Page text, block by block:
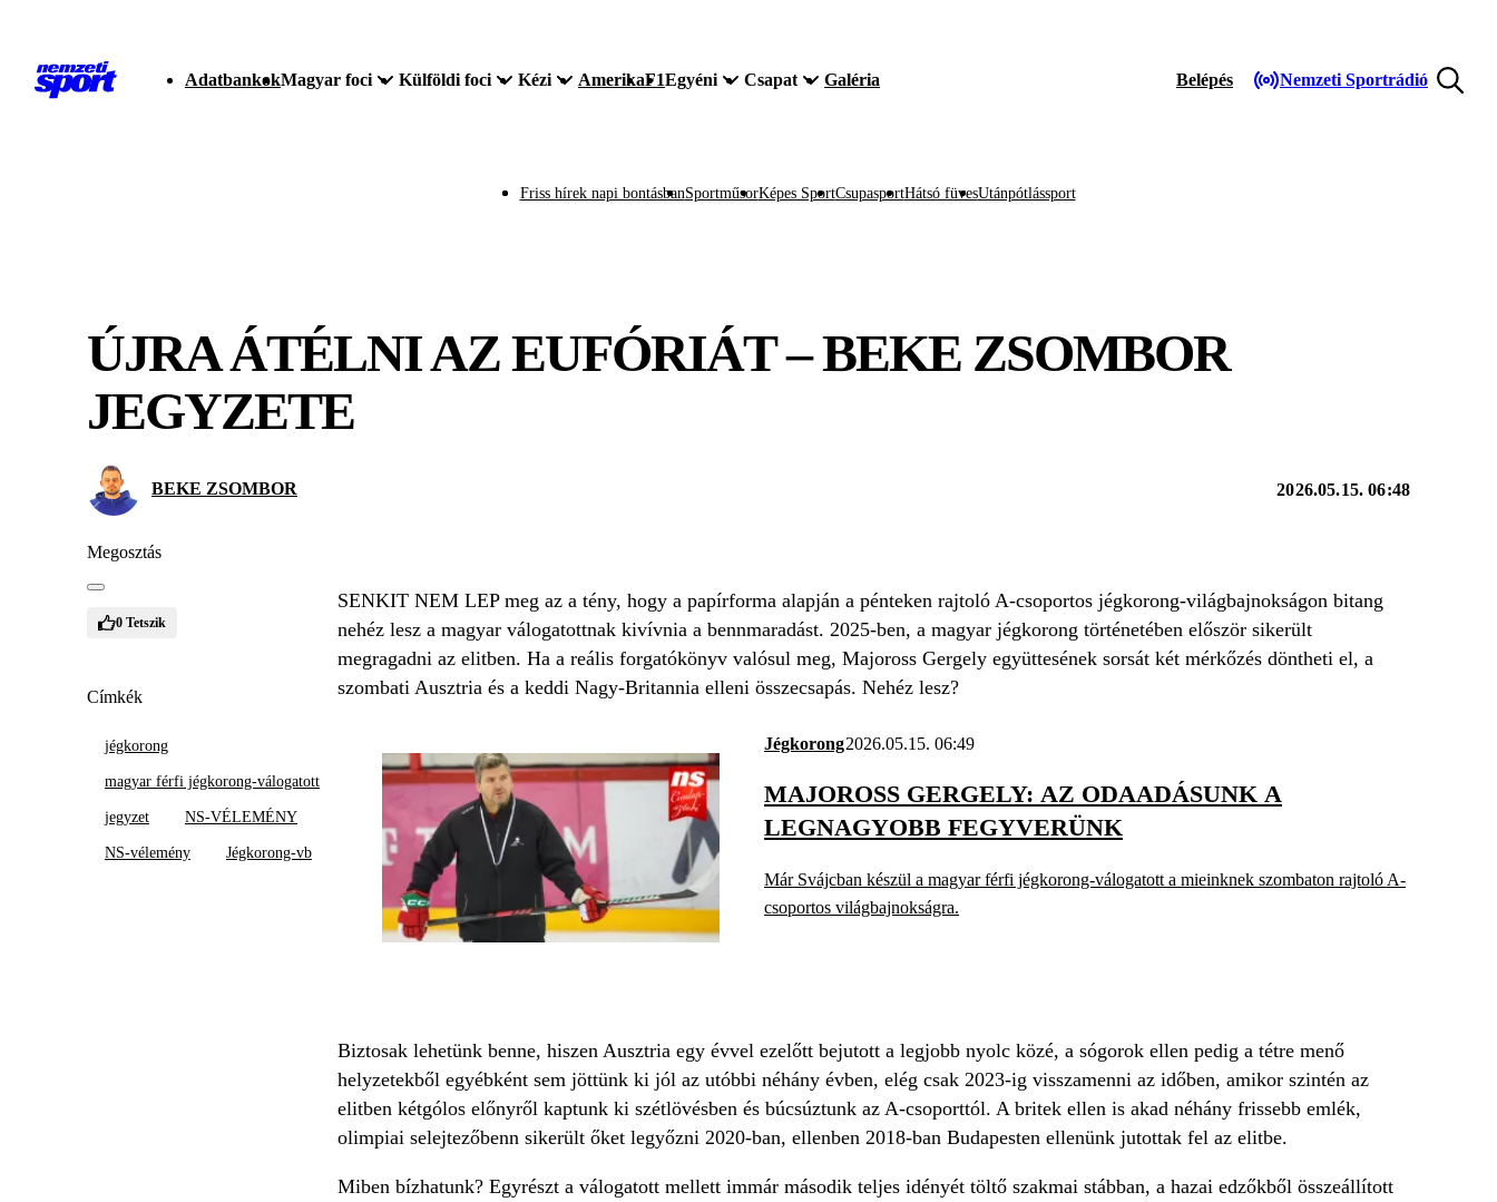
AdatbankokMagyar foci Külföldi foci Kézi AmerikaF1Egyéni Csapat Galéria Belépés Nemzeti Sportrádió
Friss hírek napi bontásbanSportműsorKépes SportCsupasportHátsó füvesUtánpótlássport
ÚJRA ÁTÉLNI AZ EUFÓRIÁT – BEKE ZSOMBOR
JEGYZETE
BEKE ZSOMBOR 2026.05.15. 06:48
Megosztás
0 Tetszik
Címkék
jégkorong
magyar férfi jégkorong-válogatott
jegyzet NS-VÉLEMÉNY
NS-vélemény Jégkorong-vb
SENKIT NEM LEP meg az a tény, hogy a papírforma alapján a pénteken rajtoló A-csoportos jégkorong-világbajnokságon bitang
nehéz lesz a magyar válogatottnak kivívnia a bennmaradást. 2025-ben, a magyar jégkorong történetében először sikerült
megragadni az elitben. Ha a reális forgatókönyv valósul meg, Majoross Gergely együttesének sorsát két mérkőzés döntheti el, a
szombati Ausztria és a keddi Nagy-Britannia elleni összecsapás. Nehéz lesz?
Jégkorong2026.05.15. 06:49
MAJOROSS GERGELY: AZ ODAADÁSUNK A
LEGNAGYOBB FEGYVERÜNK
Már Svájcban készül a magyar férfi jégkorong-válogatott a mieinknek szombaton rajtoló A-
csoportos világbajnokságra.
Biztosak lehetünk benne, hiszen Ausztria egy évvel ezelőtt bejutott a legjobb nyolc közé, a sógorok ellen pedig a tétre menő
helyzetekből egyébként sem jöttünk ki jól az utóbbi néhány évben, elég csak 2023-ig visszamenni az időben, amikor szintén az
elitben kétgólos előnyről kaptunk ki szétlövésben és búcsúztunk az A-csoporttól. A britek ellen is akad néhány frissebb emlék,
olimpiai selejtezőbenn sikerült őket legyőzni 2020-ban, ellenben 2018-ban Budapesten ellenünk jutottak fel az elitbe.
Miben bízhatunk? Egyrészt a válogatott mellett immár második teljes idényét töltő szakmai stábban, a hazai edzőkből összeállított